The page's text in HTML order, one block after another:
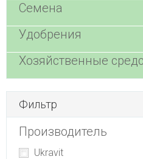
Семена
Удобрения
Хозяйственные
Фильтр
Производитель
Ukravit